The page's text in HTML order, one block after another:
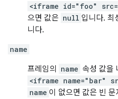
<iframe id="foo"
으면 값은 null 입니다. 최
니다.
name
프레임의 name 속성 값을
<iframe name="bar"
name 이 없으면 값은 빈